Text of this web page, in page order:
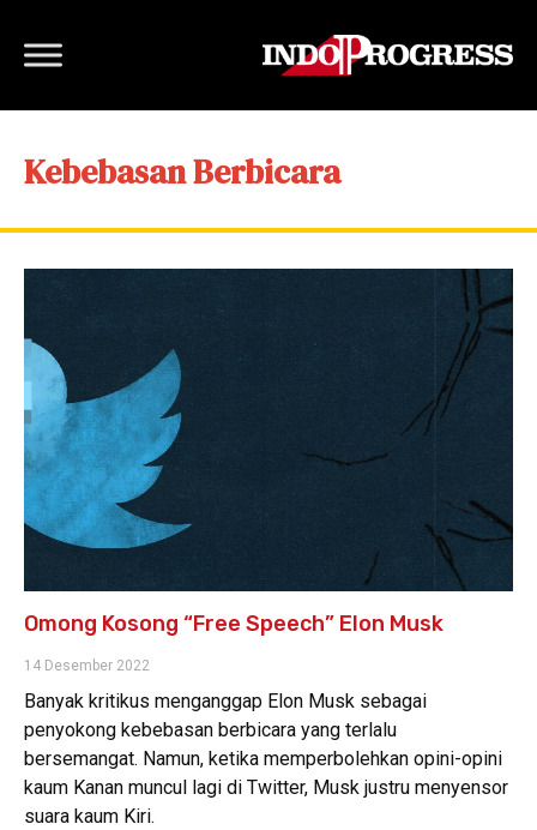
Kebebasan Berbicara
Omong Kosong “Free Speech” Elon Musk
14 Desember 2022
Banyak kritikus menganggap Elon Musk sebagai
penyokong kebebasan berbicara yang terlalu
bersemangat. Namun, ketika memperbolehkan opini-opini
kaum Kanan muncul lagi di Twitter, Musk justru menyensor
suara kaum Kiri.